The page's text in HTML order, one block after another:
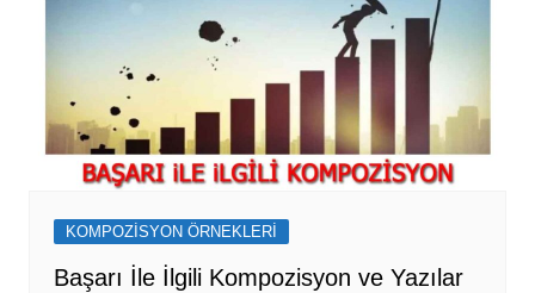
KOMPOZİSYON ÖRNEKLERİ
Başarı İle İlgili Kompozisyon ve Yazılar